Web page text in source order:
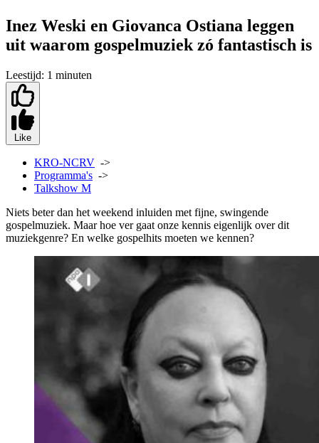
Inez Weski en Giovanca Ostiana leggen
uit waarom gospelmuziek zó fantastisch is
Leestijd: 1 minuten
Like
KRO-NCRV ->
Programma's ->
Talkshow M
Niets beter dan het weekend inluiden met fijne, swingende
gospelmuziek. Maar hoe ver gaat onze kennis eigenlijk over dit
muziekgenre? En welke gospelhits moeten we kennen?